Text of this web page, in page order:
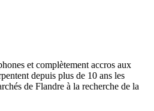
et complètement accros aux
depuis plus de 10 ans les
de Flandre à la recherche de la